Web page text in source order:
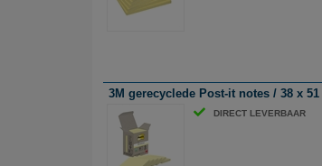
3M gerecyclede Post-it notes / 38 x
DIRECT LEVERBAAR